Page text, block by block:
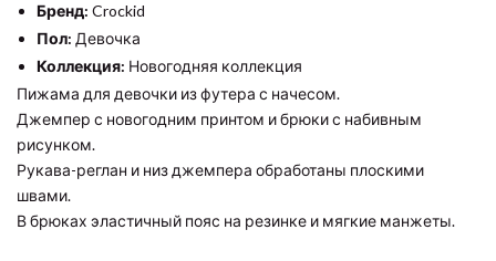
Бренд: Crockid
Пол: Девочка
Коллекция: Новогодняя коллекция
Пижама для девочки из футера с начесом.
Джемпер с новогодним принтом и брюки с набивным
рисунком.
Рукава-реглан и низ джемпера обработаны плоскими
швами.
В брюках эластичный пояс на резинке и мягкие манжеты.